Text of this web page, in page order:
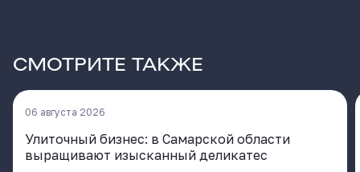
СМОТРИТЕ ТАКЖЕ
06 августа 2026
Улиточный бизнес: в Самарской области
выращивают изысканный деликатес